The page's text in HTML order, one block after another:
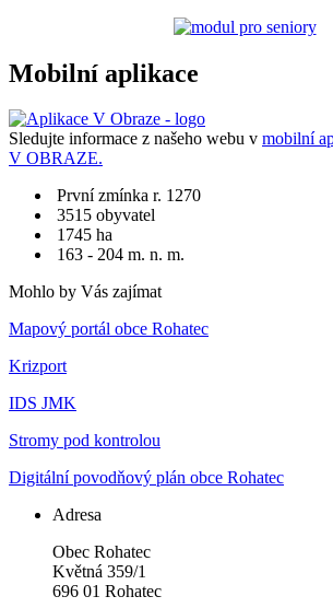
Mobilní aplikace
Sledujte informace z našeho webu v mobilní
V OBRAZE.
První zmínka r. 1270
3515 obyvatel
1745 ha
163 - 204 m. n. m.
Mohlo by Vás zajímat
Mapový portál obce Rohatec
Krizport
IDS JMK
Stromy pod kontrolou
Digitální povodňový plán obce Rohatec
Adresa
Obec Rohatec
Květná 359/1
696 01 Rohatec